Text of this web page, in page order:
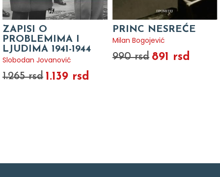
ZAPISI O
PROBLEMIMA I
LJUDIMA 1941-1944
Slobodan Jovanović
1.265 rsd 1.139 rsd
PRINC NESREĆE
Milan Bogojević
990 rsd 891 rsd